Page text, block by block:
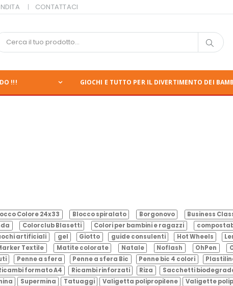
CONTATTACI
!!! GIOCHI E TUTTO PER IL DIVERTIMENTO DEI
Colore 24x33 Blocco spiralato Borgonovo Business
Colorclub Blasetti Colori per bambini e ragazzi
artificiali gel Giotto guide consulenti Hot Wheels
Textile Matite colorate Natale Noflash OhPen
Penne a sfera Penne a sfera Bic Penne bic 4 colori
formato A4 Ricambi rinforzati Riza Sacchetti
Supermina Tatuaggi Valigetta polipropilene Valigette